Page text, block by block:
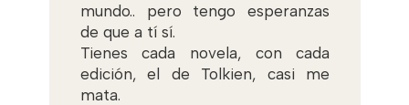
mundo.. pero tengo esperanzas
de que a tí sí.
Tienes cada novela, con cada
edición, el de Tolkien, casi me
mata.